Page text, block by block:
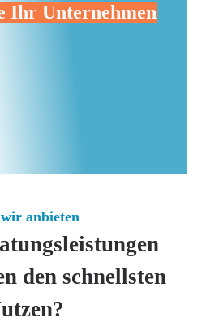
Ihr Unternehmen
anbieten
den schnellsten